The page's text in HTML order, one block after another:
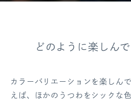
どのように楽しん
カラーバリエーションを楽しん
えば、ほかのうつわをシックな